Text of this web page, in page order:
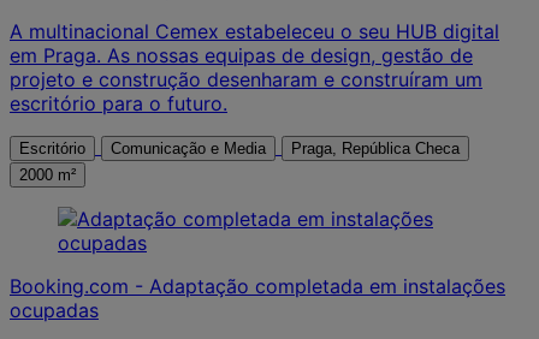
A multinacional Cemex estabeleceu o seu HUB digital
em Praga. As nossas equipas de design, gestão de
projeto e construção desenharam e construíram um
escritório para o futuro.
Escritório Comunicação e Media
Praga, República Checa
2000 m²
Booking.com - Adaptação completada em instalações
ocupadas